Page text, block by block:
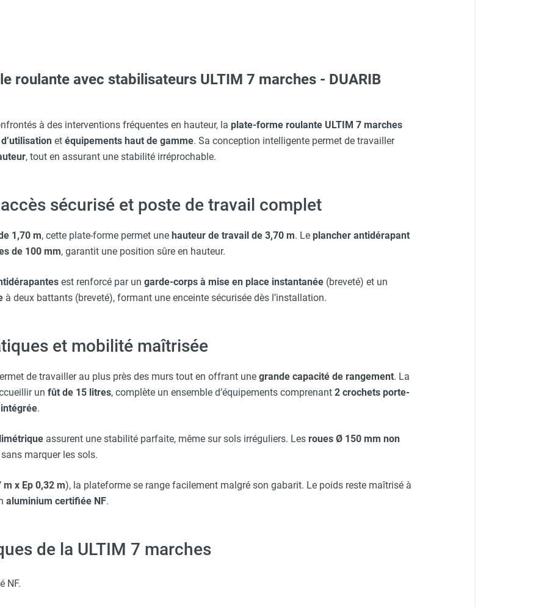
L - HUSQVARNA
roulante avec stabilisateurs ULTIM 7 marches - DUARIB
à des interventions fréquentes en hauteur, la plate-forme roulante ULTIM 7 marches
et équipements haut de gamme. Sa conception intelligente permet de travailler
, tout en assurant une stabilité irréprochable.
sécurisé et poste de travail complet
1,70 m, cette plate-forme permet une hauteur de travail de 3,70 m. Le plancher antidérapant
de 100 mm, garantit une position sûre en hauteur.
est renforcé par un garde-corps à mise en place instantanée (breveté) et un
à deux battants (breveté), formant une enceinte sécurisée dès l’installation.
et mobilité maîtrisée
de travailler au plus près des murs tout en offrant une grande capacité de rangement. La
un fût de 15 litres, complète un ensemble d’équipements comprenant 2 crochets porte-
.
assurent une stabilité parfaite, même sur sols irréguliers. Les roues Ø 150 mm non
marquer les sols.
m x Ep 0,32 m), la plateforme se range facilement malgré son gabarit. Le poids reste maîtrisé à
aluminium certifiée NF.
de la ULTIM 7 marches
NF.